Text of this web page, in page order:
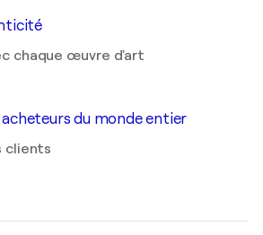
chaque œuvre d'art
du monde entier
clients